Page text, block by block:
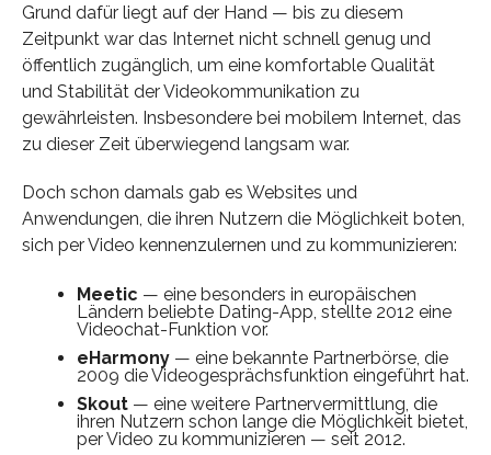
Grund dafür liegt auf der Hand — bis zu diesem
Zeitpunkt war das Internet nicht schnell genug und
öffentlich zugänglich, um eine komfortable Qualität
und Stabilität der Videokommunikation zu
gewährleisten. Insbesondere bei mobilem Internet, das
zu dieser Zeit überwiegend langsam war.
Doch schon damals gab es Websites und
Anwendungen, die ihren Nutzern die Möglichkeit boten,
sich per Video kennenzulernen und zu kommunizieren:
Meetic — eine besonders in europäischen
Ländern beliebte Dating-App, stellte 2012 eine
Videochat-Funktion vor.
eHarmony— eine bekannte Partnerbörse, die
2009 die Videogesprächsfunktion eingeführt hat.
Skout— eine weitere Partnervermittlung, die
ihren Nutzern schon lange die Möglichkeit bietet,
per Video zu kommunizieren — seit 2012.